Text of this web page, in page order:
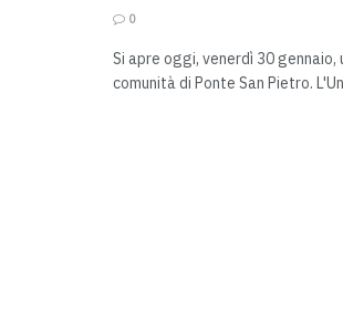
0
Si apre oggi, venerdì 30
comunità di Ponte San Pietro.